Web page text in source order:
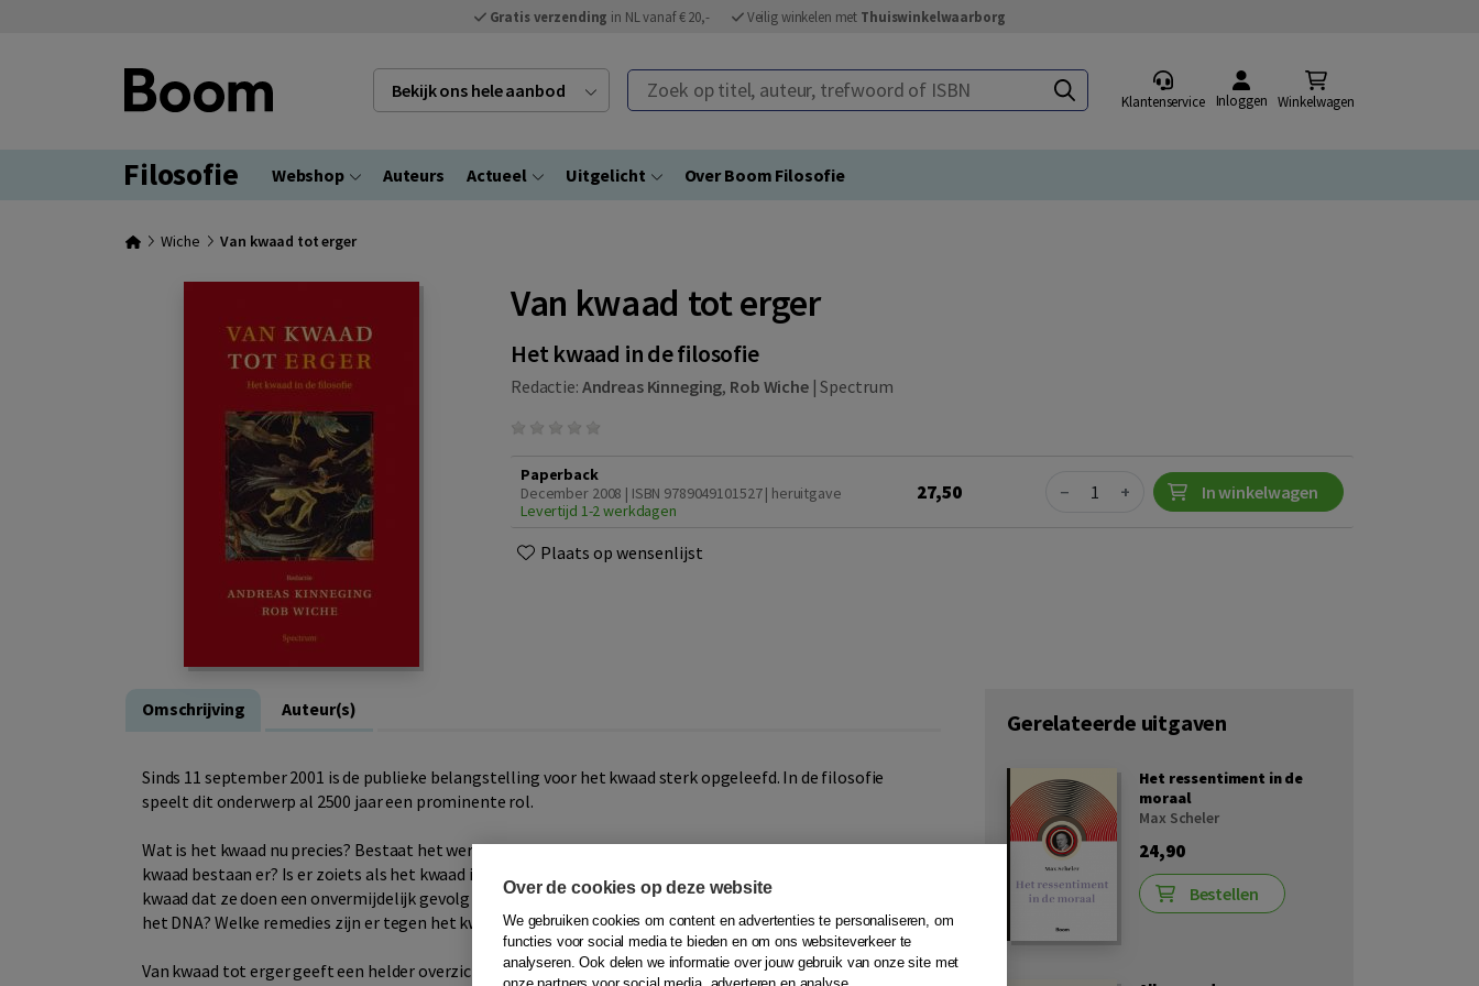
Gratis verzending in NL vanaf € 20,- Veilig winkelen met Thuiswinkelwaarborg
Bekijk ons hele aanbod Zoek op titel, auteur, trefwoord of ISBN
Klantenservice Inloggen Winkelwagen
Filosofie Webshop Auteurs Actueel Uitgelicht Over Boom Filosofie
Wiche Van kwaad tot erger
Van kwaad tot erger
Het kwaad in de filosofie
Redactie: Andreas Kinneging, Rob Wiche|Spectrum
Paperback
December 2008 | ISBN 9789049101527 | heruitgave
Levertijd 1-2 werkdagen
27,50 Quantity
− + In winkelwagen
Plaats op wensenlijst
Omschrijving Auteur(s)
Sinds 11 september 2001 is de publieke belangstelling voor het kwaad sterk opgeleefd. In de filosofie
speelt dit onderwerp al 2500 jaar een prominente rol.
Wat is het kwaad nu precies? Bestaat het werkelijk, of is het slechts een interpretatie? Welke soorten
kwaad bestaan er? Is er zoiets als het kwaad in de mens? Zijn de mensen zelf verantwoordelijk voor het
kwaad dat ze doen een onvermijdelijk gevolg van de menselijke vrijheid of is het te wijten aan God dan wel
het DNA? Welke remedies zijn er tegen het kwaad dat de mens aanricht?
Van kwaad tot erger geeft een helder overzicht hoe de grootste westerse filosofen in de loop van de
Gerelateerde uitgaven
Het ressentiment in de
moraal
Max Scheler
24,90
Bestellen
Over de cookies op deze website
We gebruiken cookies om content en advertenties te personaliseren, om
functies voor social media te bieden en om ons websiteverkeer te
analyseren. Ook delen we informatie over jouw gebruik van onze site met
onze partners voor social media, adverteren en analyse.